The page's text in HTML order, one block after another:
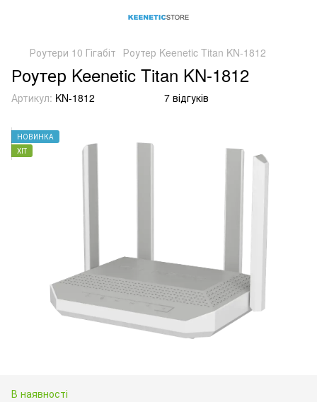
Роутери 10 Гігабіт Роутер Keenetic Titan KN-1812
Роутер Keenetic Titan KN-1812
Артикул: KN-1812 7 відгуків
НОВИНКА
ХІТ
В наявності